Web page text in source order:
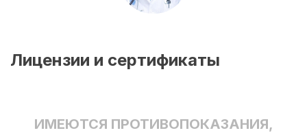
Лицензии и сертификаты
ИМЕЮТСЯ ПРОТИВОПОКАЗАНИЯ,